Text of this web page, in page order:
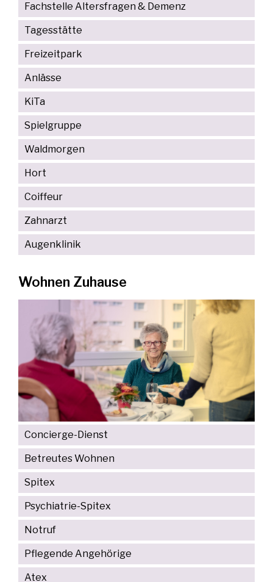
Fachstelle Altersfragen & Demenz
Tagesstätte
Freizeitpark
Anlässe
KiTa
Spielgruppe
Waldmorgen
Hort
Coiffeur
Zahnarzt
Augenklinik
Wohnen Zuhause
Concierge-Dienst
Betreutes Wohnen
Spitex
Psychiatrie-Spitex
Notruf
Pflegende Angehörige
Atex